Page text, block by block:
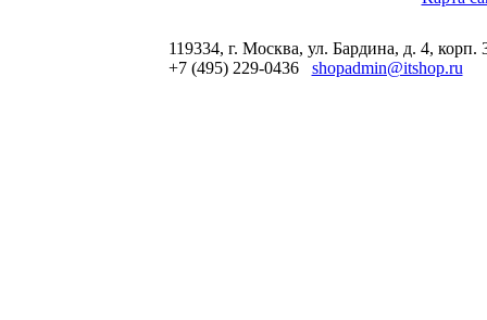
119334, г. Москва, ул. Бардина, д. 4, корп.
+7 (495) 229-0436 shopadmin@itshop.ru